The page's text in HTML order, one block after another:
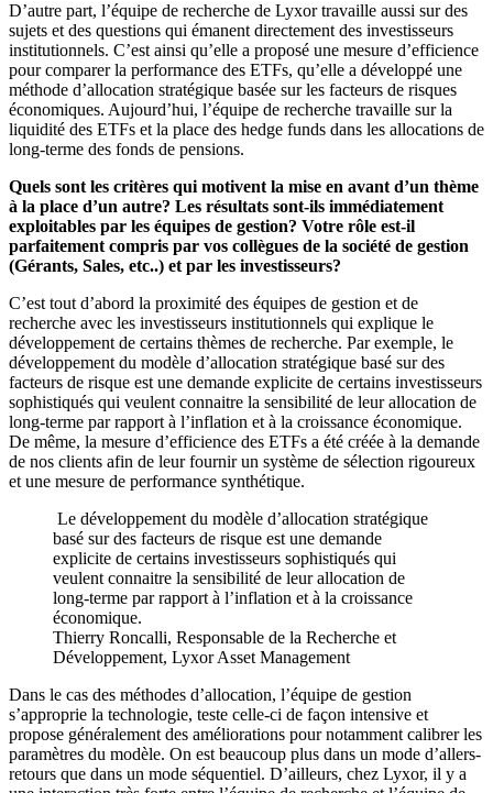
D’autre part, l’équipe de recherche de Lyxor travaille aussi sur des
sujets et des questions qui émanent directement des investisseurs
institutionnels. C’est ainsi qu’elle a proposé une mesure d’efficience
pour comparer la performance des ETFs, qu’elle a développé une
méthode d’allocation stratégique basée sur les facteurs de risques
économiques. Aujourd’hui, l’équipe de recherche travaille sur la
liquidité des ETFs et la place des hedge funds dans les allocations de
long-terme des fonds de pensions.
Quels sont les critères qui motivent la mise en avant d’un thème
à la place d’un autre? Les résultats sont-ils immédiatement
exploitables par les équipes de gestion? Votre rôle est-il
parfaitement compris par vos collègues de la société de gestion
(Gérants, Sales, etc..) et par les investisseurs?
C’est tout d’abord la proximité des équipes de gestion et de
recherche avec les investisseurs institutionnels qui explique le
développement de certains thèmes de recherche. Par exemple, le
développement du modèle d’allocation stratégique basé sur des
facteurs de risque est une demande explicite de certains investisseurs
sophistiqués qui veulent connaitre la sensibilité de leur allocation de
long-terme par rapport à l’inflation et à la croissance économique.
De même, la mesure d’efficience des ETFs a été créée à la demande
de nos clients afin de leur fournir un système de sélection rigoureux
et une mesure de performance synthétique.
Le développement du modèle d’allocation stratégique
basé sur des facteurs de risque est une demande
explicite de certains investisseurs sophistiqués qui
veulent connaitre la sensibilité de leur allocation de
long-terme par rapport à l’inflation et à la croissance
économique.
Thierry Roncalli, Responsable de la Recherche et
Développement, Lyxor Asset Management
Dans le cas des méthodes d’allocation, l’équipe de gestion
s’approprie la technologie, teste celle-ci de façon intensive et
propose généralement des améliorations pour notamment calibrer les
paramètres du modèle. On est beaucoup plus dans un mode d’allers-
retours que dans un mode séquentiel. D’ailleurs, chez Lyxor, il y a